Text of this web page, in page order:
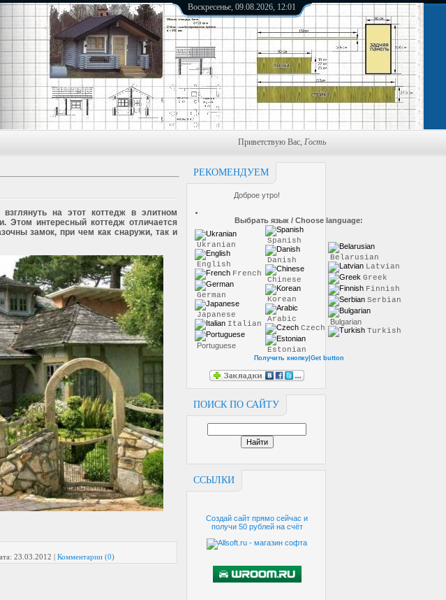
Воскресенье, 09.08.2026, 12:01
Приветствую Вас, Гость
РЕКОМЕНДУЕМ
Доброе утро!
Выбрать язык / Choose language:
Ukranian
English
French
German
Japanese
Italian
Portuguese
Spanish
Danish
Chinese
Korean
Arabic
Czech
Estonian
Belarusian
Latvian
Greek
Finnish
Serbian
Bulgarian
Turkish
Получить кнопку|Get button
ПОИСК ПО САЙТУ
ССЫЛКИ
Создай сайт прямо сейчас и
получи 50 рублей на счёт
на этот коттедж в элитном
Этом интересный коттедж отличается
замок, при чем как снаружи, так и
23.03.2012 | Комментарии (0)